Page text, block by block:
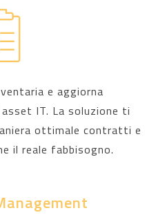
e aggiorna
IT. La soluzione ti
ottimale contratti e
il reale fabbisogno.